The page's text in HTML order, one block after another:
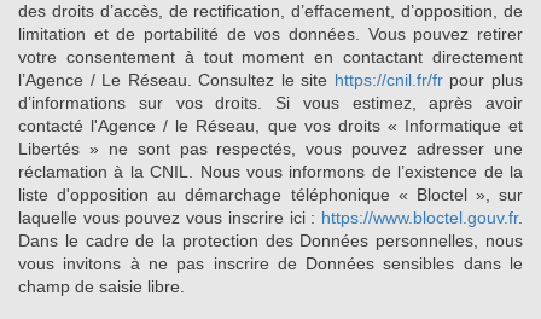
des droits d’accès, de rectification, d’effacement, d’opposition, de
limitation et de portabilité de vos données. Vous pouvez retirer
votre consentement à tout moment en contactant directement
l’Agence / Le Réseau. Consultez le site https://cnil.fr/frpour plus
d’informations sur vos droits. Si vous estimez, après avoir
contacté l'Agence / le Réseau, que vos droits « Informatique et
Libertés » ne sont pas respectés, vous pouvez adresser une
réclamation à la CNIL. Nous vous informons de l’existence de la
liste d'opposition au démarchage téléphonique « Bloctel », sur
laquelle vous pouvez vous inscrire ici : https://www.bloctel.gouv.fr.
Dans le cadre de la protection des Données personnelles, nous
vous invitons à ne pas inscrire de Données sensibles dans le
champ de saisie libre.